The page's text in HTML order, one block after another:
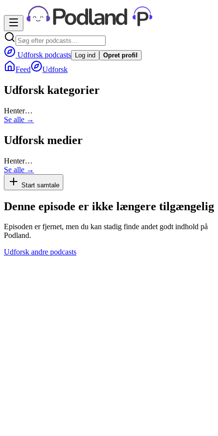
Udforsk podcasts Log ind Opret profil
Feed Udforsk
Udforsk kategorier
Henter…
Se alle →
Udforsk medier
Henter…
Se alle →
Start samtale
Denne episode er ikke længere tilgængelig
Episoden er fjernet, men du kan stadig finde andet godt indhold på
Podland.
Udforsk andre podcasts